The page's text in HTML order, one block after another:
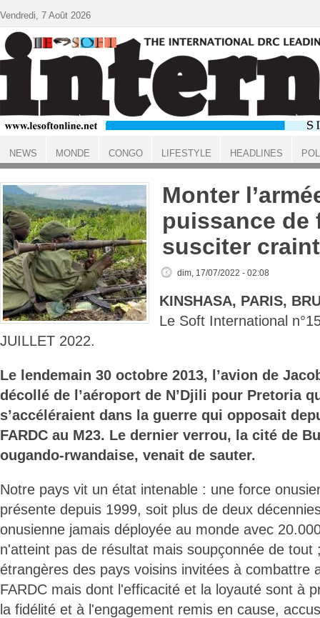
ACCUEIL
Monter
puissance de
susciter
dim, 17/07/2022 - 02:08
KINSHASA, PARIS,
Le Soft International
JUILLET 2022.
Le lendemain 30 octobre 2013, l’avion de
décollé de l’aéroport de N’Djili pour Pretoria
s’accéléraient dans la guerre qui opposait
FARDC au M23. Le dernier verrou, la cité de
ougando-rwandaise, venait de sauter.
Notre pays vit un état intenable : une force
présente depuis 1999, soit plus de deux
onusienne jamais déployée au monde avec
n'atteint pas de résultat mais soupçonnée de tout
étrangères des pays voisins invitées à combattre
FARDC mais dont l'efficacité et la loyauté sont à
la fidélité et à l'engagement remis en cause,
Vendredi, 7 Août 2026
NEWS MONDE CONGO LIFESTYLE HEADLINES